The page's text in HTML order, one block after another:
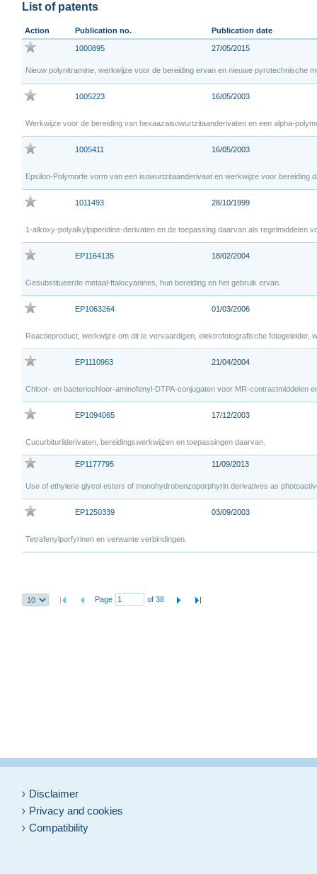
List of patents
Action Publication no. Publication date
1000895 27/05/2015
Nieuw polynitramine, werkwijze voor de bereiding ervan en nieuwe pyrotechnische
1005223 16/05/2003
Werkwijze voor de bereiding van hexaazaisowurtzitaanderivaten en een alpha-
1005411 16/05/2003
Epsilon-Polymorfe vorm van een isowurtzitaanderivaat en werkwijze voor bereiding
1011493 28/10/1999
1-alkoxy-polyalkylpiperidine-derivaten en de toepassing daarvan als regelmiddelen
EP1164135 18/02/2004
Gesubstitueerde metaal-ftalocyanines, hun bereiding en het gebruik ervan.
EP1063264 01/03/2006
Reactieproduct, werkwijze om dit te vervaardigen, elektrofotografische
EP1110963 21/04/2004
Chloor- en bacteriochloor-aminofenyl-DTPA-conjugaten voor MR-contrastmiddelen
EP1094065 17/12/2003
Cucurbiturilderivaten, bereidingswerkwijzen en toepassingen daarvan.
EP1177795 11/09/2013
Use of ethylene glycol esters of monohydrobenzoporphyrin derivatives as
EP1250339 03/09/2003
Tetrafenylporfyrinen en verwante verbindingen.
Page of 38
Disclaimer
Privacy and cookies
Compatibility